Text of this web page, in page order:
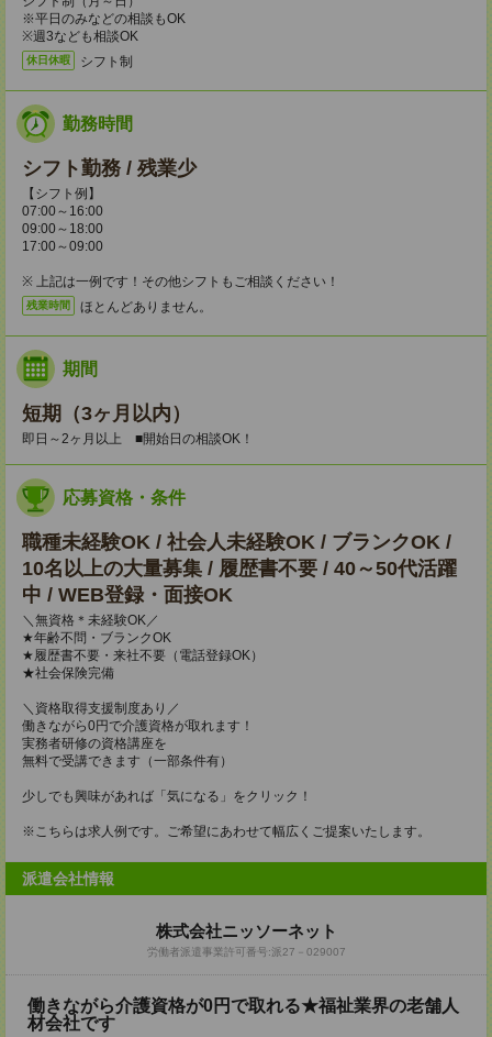
※平日のみなどの相談もOK
※週3なども相談OK
休日休暇 シフト制
勤務時間
シフト勤務 / 残業少
【シフト例】
07:00～16:00
09:00～18:00
17:00～09:00
※ 上記は一例です！その他シフトもご相談ください！
残業時間 ほとんどありません。
期間
短期（3ヶ月以内）
即日～2ヶ月以上 ■開始日の相談OK！
応募資格・条件
職種未経験OK / 社会人未経験OK / ブランクOK /
10名以上の大量募集 / 履歴書不要 / 40～50代活躍
中 / WEB登録・面接OK
＼無資格＊未経験OK／
★年齢不問・ブランクOK
★履歴書不要・来社不要（電話登録OK）
★社会保険完備
＼資格取得支援制度あり／
働きながら0円で介護資格が取れます！
実務者研修の資格講座を
無料で受講できます（一部条件有）
少しでも興味があれば「気になる」をクリック！
※こちらは求人例です。ご希望にあわせて幅広くご提案いたします。
派遣会社情報
株式会社ニッソーネット
労働者派遣事業許可番号:派27－029007
働きながら介護資格が0円で取れる★福祉業界の老舗人
材会社です